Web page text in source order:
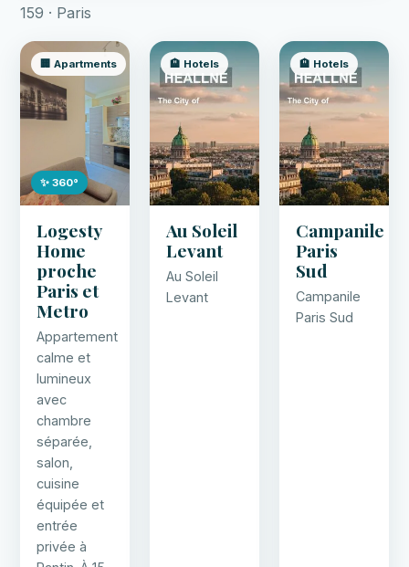
159 · Paris
🏢 Apartments
✨ 360°
Logesty
Home
proche
Paris et
Metro
Appartement
calme et
lumineux
avec
chambre
séparée,
salon,
cuisine
équipée et
entrée
privée à
🏨 Hotels
Au Soleil
Levant
Au Soleil
Levant
🏨 Hotels
Campanile
Paris
Sud
Campanile
Paris Sud